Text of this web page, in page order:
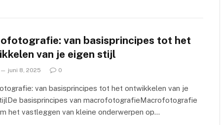
van basisprincipes tot het
van je eigen stijl
juni 8, 2025 0
van basisprincipes tot het ontwikkelen van je
basisprincipes van macrofotografieMacrofotografie
het vastleggen van kleine onderwerpen op…